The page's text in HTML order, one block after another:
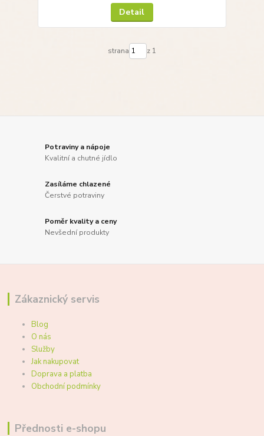
Detail
strana z 1
Potraviny a nápoje
Kvalitní a chutné jídlo
Zasíláme chlazené
Čerstvé potraviny
Poměr kvality a ceny
Nevšední produkty
Zákaznický servis
Blog
O nás
Služby
Jak nakupovat
Doprava a platba
Obchodní podmínky
Přednosti e-shopu